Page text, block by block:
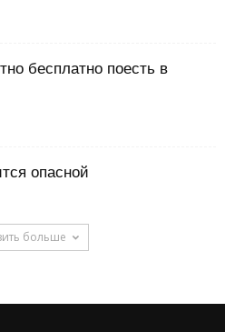
бесплатно поесть в
опасной
больше